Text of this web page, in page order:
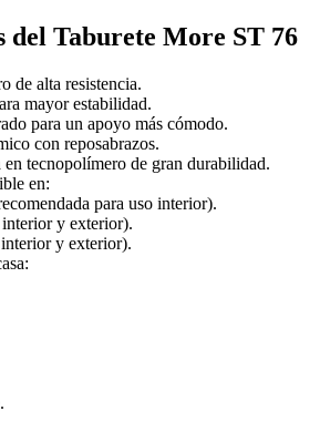
del Taburete More ST 76
de alta resistencia.
mayor estabilidad.
para un apoyo más cómodo.
con reposabrazos.
en tecnopolímero de gran durabilidad.
en:
para uso interior).
y exterior).
y exterior).